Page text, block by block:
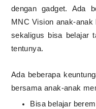
dengan gadget. Ada
MNC Vision anak-
sekaligus bisa belajar
tentunya.
Ada beberapa
bersama anak-anak
Bisa belajar